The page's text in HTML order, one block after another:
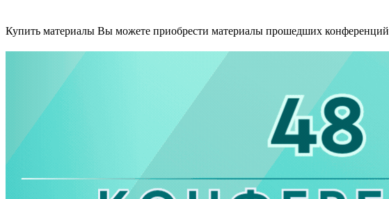
Купить материалы Вы можете приобрести материалы прошедших конференций